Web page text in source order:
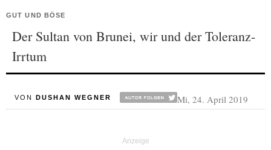
GUT UND BÖSE
Der Sultan von Brunei, wir und der Toleranz-
Irrtum
VON DUSHAN WEGNER Mi, 24. April 2019